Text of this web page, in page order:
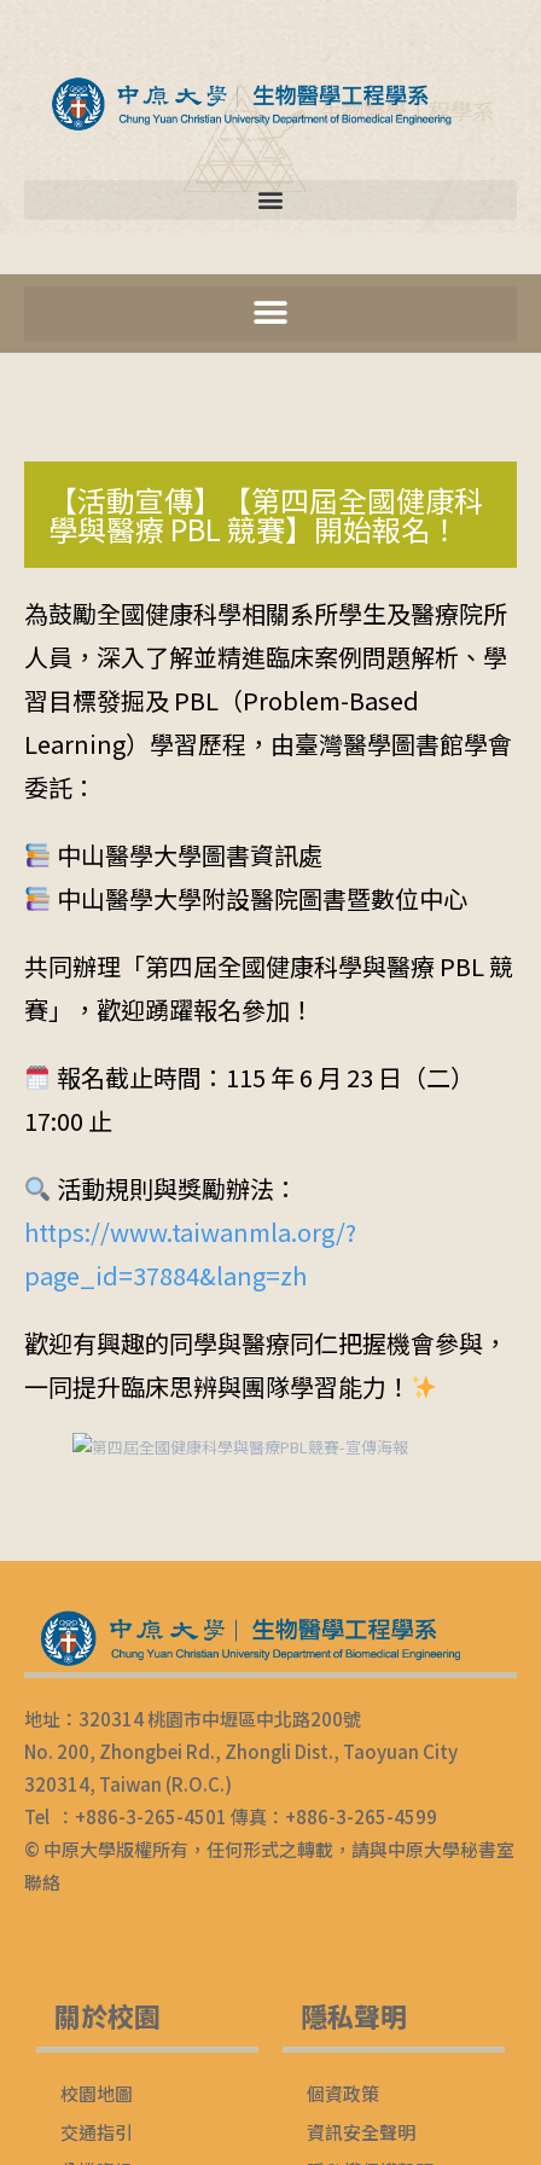
【活動宣傳】【第四屆全國健康科
學與醫療 PBL 競賽】開始報名！
為鼓勵全國健康科學相關系所學生及醫療院所
人員，深入了解並精進臨床案例問題解析、學
習目標發掘及 PBL（Problem-Based
Learning）學習歷程，由臺灣醫學圖書館學會
委託：
中山醫學大學圖書資訊處
中山醫學大學附設醫院圖書暨數位中心
共同辦理「第四屆全國健康科學與醫療 PBL 競
賽」，歡迎踴躍報名參加！
報名截止時間：115 年 6 月 23 日（二）
17:00 止
活動規則與獎勵辦法：
https://www.taiwanmla.org/?
page_id=37884&lang=zh
歡迎有興趣的同學與醫療同仁把握機會參與，
一同提升臨床思辨與團隊學習能力！
地址：320314 桃園市中壢區中北路200號
No. 200, Zhongbei Rd., Zhongli Dist., Taoyuan City
320314, Taiwan (R.O.C.)
Tel ：+886-3-265-4501 傳真：+886-3-265-4599
© 中原大學版權所有，任何形式之轉載，請與中原大學秘書室
聯絡
關於校園
校園地圖
交通指引
隱私聲明
個資政策
資訊安全聲明